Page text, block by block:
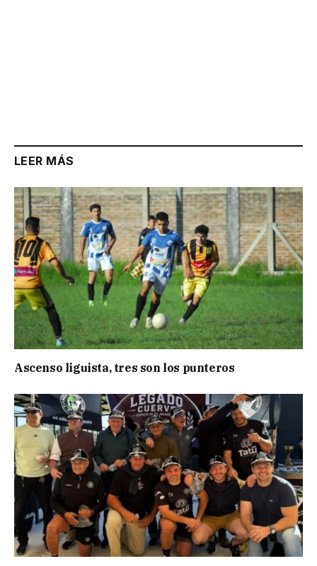
LEER MÁS
Ascenso liguista, tres son los punteros